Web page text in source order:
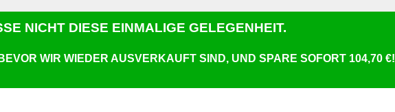
NICHT DIESE EINMALIGE GELEGENHEIT.
WIR WIEDER AUSVERKAUFT SIND, UND SPARE SOFORT 104,70 €!